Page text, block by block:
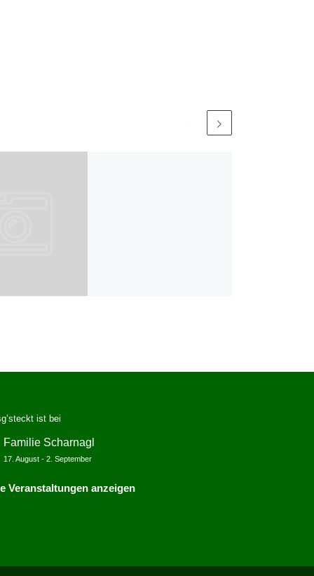
ist bei
Familie Scharnagl
17. August - 2. September
Veranstaltungen anzeigen